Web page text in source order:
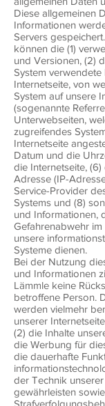
Diese allgemeinen
Informationen
Servers
können die (1)
und Versionen, (2)
System verwendete
Internetseite, von
System auf unsere
(sogenannte
Unterwebseiten,
zugreifendes
Internetseite
Datum und die
die Internetseite,
Adresse (IP-
Service-Provider
Systems und (8)
und Informationen,
Gefahrenabwehr
unsere
Systeme dienen.
Bei der Nutzung
und Informationen
Lämmle keine
betroffene Person.
werden vielmehr
unserer
(2) die Inhalte
die Werbung für
die dauerhafte
der Technik
gewährleisten